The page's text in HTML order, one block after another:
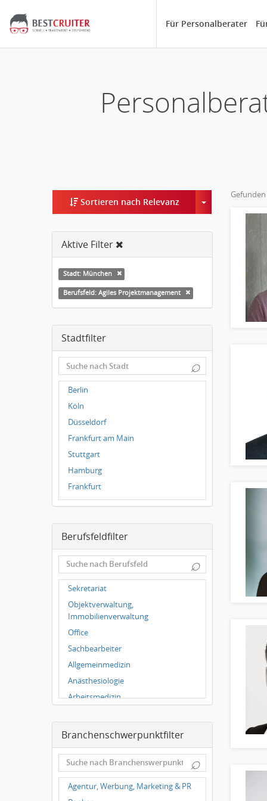
Für Personalberater
Sortieren nach Relevanz Toggle
Aktive Filter
Stadt: München
Berufsfeld: Agiles Projektmanagement
Stadtfilter
⌕
Berlin
Köln
Düsseldorf
Frankfurt am Main
Stuttgart
Hamburg
Frankfurt
Dresden
Leipzig
Dortmund
Wuppertal
Hallbergmoos
Würzburg
Grünwald
Ulm
Bielefeld
Hannover
Duisburg
Berufsfeldfilter
⌕
Sekretariat
Objektverwaltung,
Immobilienverwaltung
Office
Sachbearbeiter
Allgemeinmedizin
Anästhesiologie
Arbeitsmedizin
Chirurgie
Frauenheilkunde, Geburtshilfe
Hals-Nasen-Ohrenheilkunde
Hautkrankheiten,
Geschlechtskrankheiten
Branchenschwerpunktfilter
⌕
Agentur, Werbung, Marketing & PR